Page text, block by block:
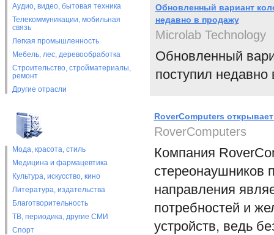
Аудио, видео, бытовая техника
Телекоммуникации, мобильная
связь
Легкая промышленность
Мебель, лес, деревообработка
Строительство, стройматериалы,
ремонт
Другие отрасли
Мода, красота, стиль
Медицина и фармацевтика
Культура, искусство, кино
Литература, издательства
Благотворительность
ТВ, периодика, другие СМИ
Спорт
Обновленный вариант
недавно в продажу
Microlab Technology
Обновленный
поступил недавно
RoverComputers
RoverComputers
Компания
стереонаушников
направления
потребностей и
устройств, ведь